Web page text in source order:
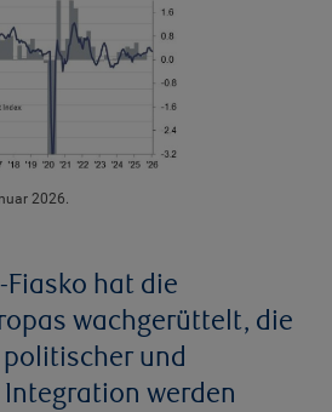
2026.
Fiasko hat die
wachgerüttelt, die
und
werden